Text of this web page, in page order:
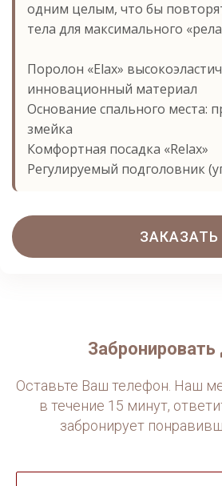
одним целым, что бы
тела для максимального
Поролон «Elax»
инновационный материал
Основание спального места:
змейка
Комфортная посадка «Relax»
Регулируемый подголовник
ЗАКАЗАТЬ
Забронировать
Оставьте Ваш телефон. Наш
в течение 15 минут,
забронирует